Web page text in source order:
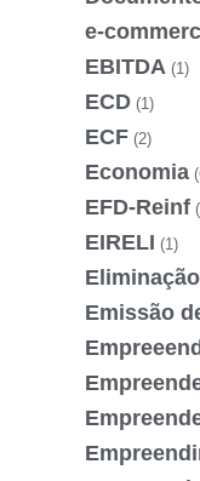
e-
EBITDA (1)
ECD (1)
ECF (2)
Economia
EFD-Reinf
EIRELI (1)
Emissão